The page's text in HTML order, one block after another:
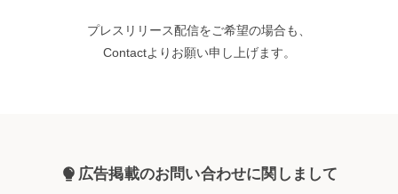
プレスリリース配信をご希望の場合も、
Contactよりお願い申し上げます。
広告掲載のお問い合わせに関しまして